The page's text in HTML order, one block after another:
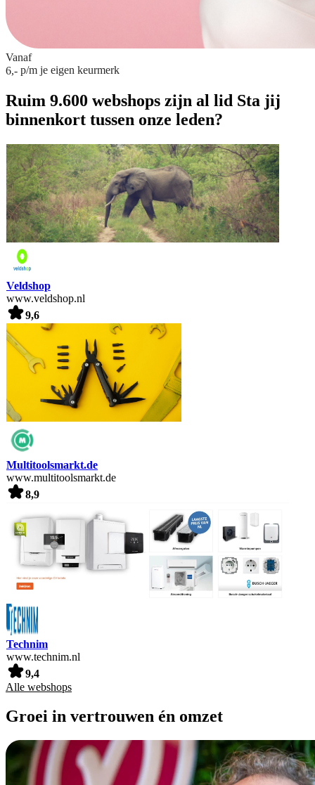
Vanaf
6,- p/m je eigen keurmerk
Ruim 9.600 webshops zijn al lid Sta jij
binnenkort tussen onze leden?
Veldshop
www.veldshop.nl
9,6
Multitoolsmarkt.de
www.multitoolsmarkt.de
8,9
Technim
www.technim.nl
9,4
Alle webshops
Groei in vertrouwen én omzet